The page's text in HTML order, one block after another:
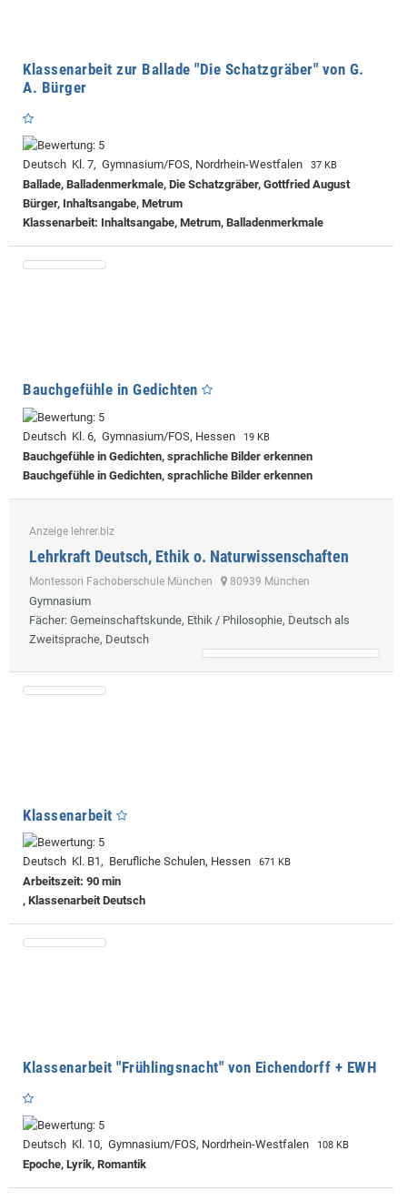
Klassenarbeit zur Ballade "Die Schatzgräber" von G.
A. Bürger
Deutsch Kl. 7, Gymnasium/FOS, Nordrhein-Westfalen 37 KB
Ballade, Balladenmerkmale, Die Schatzgräber, Gottfried August
Bürger, Inhaltsangabe, Metrum
Klassenarbeit: Inhaltsangabe, Metrum, Balladenmerkmale
Bauchgefühle in Gedichten
Deutsch Kl. 6, Gymnasium/FOS, Hessen 19 KB
Bauchgefühle in Gedichten, sprachliche Bilder erkennen
Bauchgefühle in Gedichten, sprachliche Bilder erkennen
Anzeige lehrer.biz
Lehrkraft Deutsch, Ethik o. Naturwissenschaften
Montessori Fachoberschule München 80939 München
Gymnasium
Fächer: Gemeinschaftskunde, Ethik / Philosophie, Deutsch als
Zweitsprache, Deutsch
Klassenarbeit
Deutsch Kl. B1, Berufliche Schulen, Hessen 671 KB
Arbeitszeit: 90 min
, Klassenarbeit Deutsch
Klassenarbeit "Frühlingsnacht" von Eichendorff + EWH
Deutsch Kl. 10, Gymnasium/FOS, Nordrhein-Westfalen 108 KB
Epoche, Lyrik, Romantik